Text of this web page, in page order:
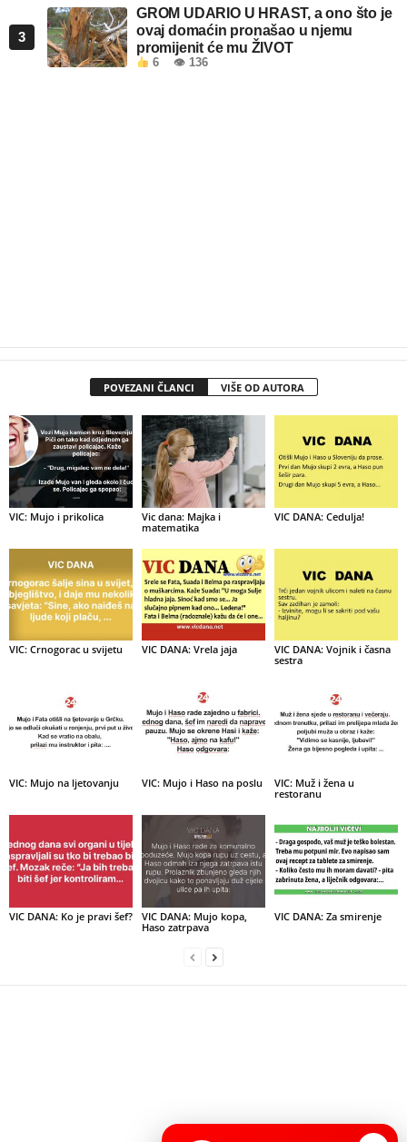
3
GROM UDARIO U HRAST, a ono što je
ovaj domaćin pronašao u njemu
promijenit će mu ŽIVOT
6 👁 136
POVEZANI ČLANCI VIŠE OD AUTORA
VIC: Mujo i prikolica
Vic dana: Majka i
matematika
VIC DANA: Cedulja!
VIC: Crnogorac u svijetu VIC DANA: Vrela jaja
VIC DANA: Vojnik i časna
sestra
VIC: Mujo na ljetovanju VIC: Mujo i Haso na poslu
VIC: Muž i žena u
restoranu
VIC DANA: Ko je pravi šef?
VIC DANA: Mujo kopa,
Haso zatrpava
VIC DANA: Za smirenje